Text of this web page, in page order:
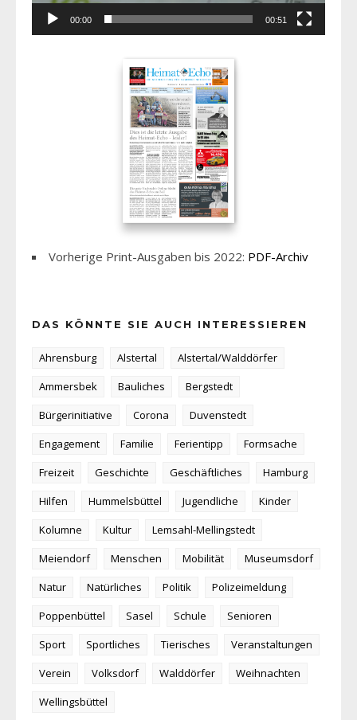
00:00 00:51
Vorherige Print-Ausgaben bis 2022: PDF-Archiv
DAS KÖNNTE SIE AUCH INTERESSIEREN
Ahrensburg Alstertal
Alstertal/Walddörfer
Ammersbek
Bauliches
Bergstedt
Bürgerinitiative
Corona
Duvenstedt
Engagement
Familie Ferientipp
Formsache
Freizeit
Geschichte Geschäftliches
Hamburg
Hilfen
Hummelsbüttel Jugendliche
Kinder
Kolumne
Kultur
Lemsahl-Mellingstedt
Meiendorf
Menschen Mobilität
Museumsdorf
Natur
Natürliches Politik
Polizeimeldung
Poppenbüttel
Sasel Schule
Senioren
Sport
Sportliches Tierisches
Veranstaltungen
Verein
Volksdorf Walddörfer
Weihnachten
Wellingsbüttel